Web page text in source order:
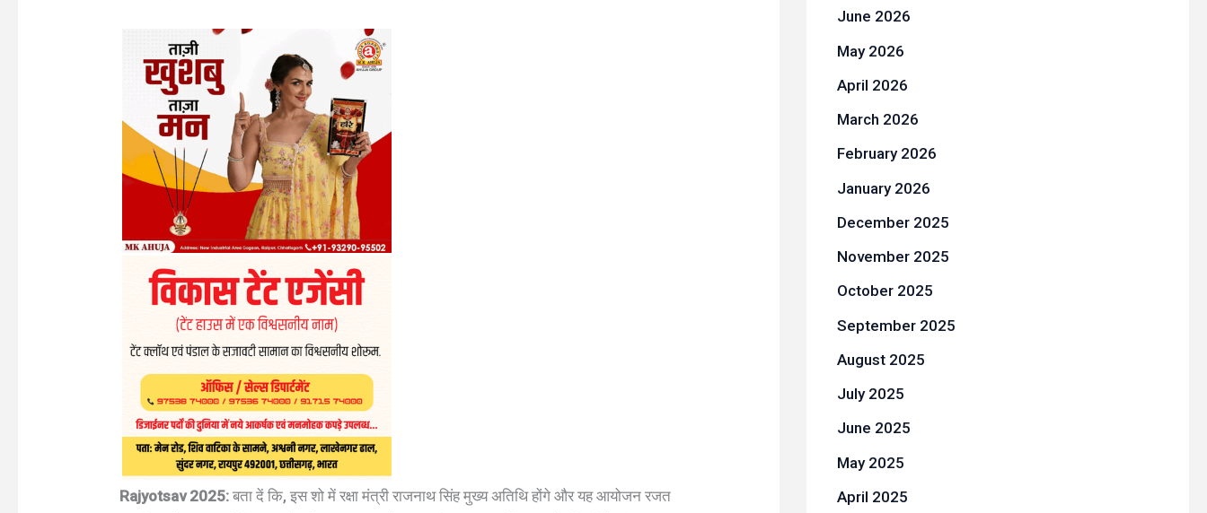
Rajyotsav 2025: बता दें कि, इस शो में रक्षा मंत्री राजनाथ सिंह मुख्य अतिथि होंगे और यह आयोजन रजत
June 2026
May 2026
April 2026
March 2026
February 2026
January 2026
December 2025
November 2025
October 2025
September 2025
August 2025
July 2025
June 2025
May 2025
April 2025